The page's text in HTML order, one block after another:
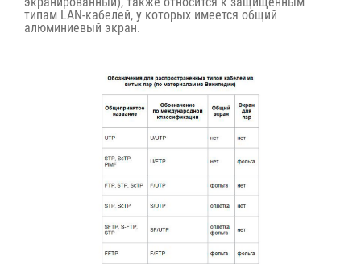
типам LAN-кабелей, у которых имеется общий
алюминиевый экран.